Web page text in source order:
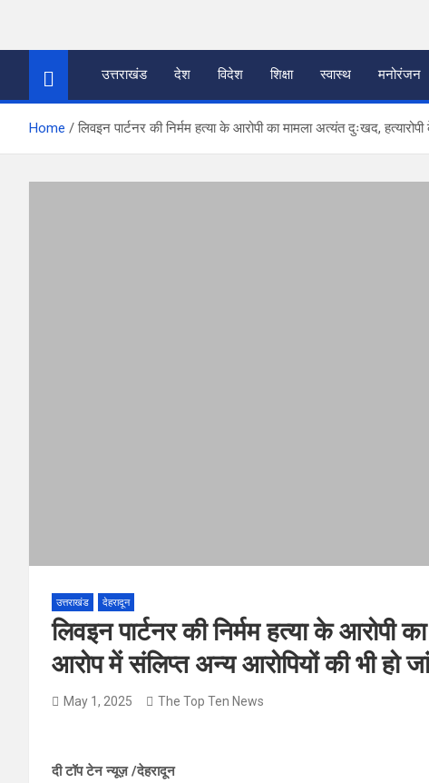
contentthetoptennews.com
उत्तराखंड
देश विदेश शिक्षा स्वास्थ मनोरंजन
Home लिवइन पार्टनर की निर्मम हत्या के आरोपी का मामला अत्यंत दुःखद,
उत्तराखंड देहरादून
लिवइन पार्टनर की निर्मम हत्या के आरोपी
आरोप में संलिप्त अन्य आरोपियों की भी हो
May 1, 2025 The Top Ten News
दी टॉप टेन न्यूज़ /देहरादून